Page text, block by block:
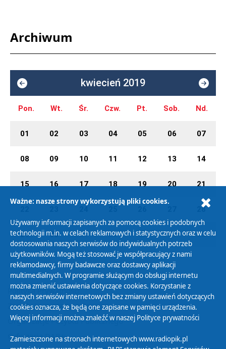
Archiwum
kwiecień 2019
Pon. Wt. Śr. Czw. Pt. Sob. Nd.
01 02 03 04 05 06 07
08 09 10 11 12 13 14
15 16 17 18 19 20 21
28
29 30 01 02 03 04 05
Polityka Prywatności
Zasady korzystania z Serwisu
Organizacje Pożytku Publicznego
Cyfryzacja DAB+
Ważne: nasze strony wykorzystują pliki cookies.
Używamy informacji zapisanych za pomocą cookies i podobnych
technologii m.in. w celach reklamowych i statystycznych oraz w celu
dostosowania naszych serwisów do indywidualnych potrzeb
użytkowników. Mogą też stosować je współpracujący z nami
reklamodawcy, firmy badawcze oraz dostawcy aplikacji
multimedialnych. W programie służącym do obsługi internetu
można zmienić ustawienia dotyczące cookies. Korzystanie z
naszych serwisów internetowych bez zmiany ustawień dotyczących
cookies oznacza, że będą one zapisane w pamięci urządzenia.
Więcej informacji można znaleźć w naszej Polityce prywatności
Zamieszczone na stronach internetowych www.radiopik.pl